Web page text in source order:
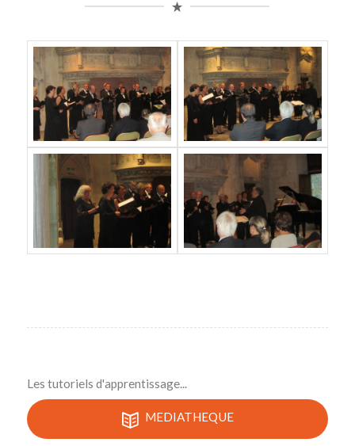
Les tutoriels d'apprentissage...
MEDIATHEQUE